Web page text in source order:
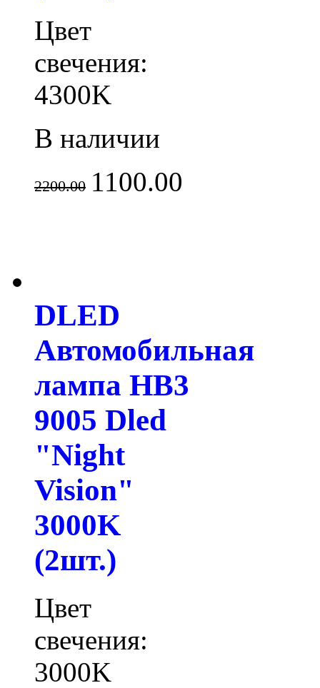
Цвет
свечения:
4300K
В наличии
2200.00 1100.00
DLED
Автомобильная
лампа HB3
9005 Dled
"Night
Vision"
3000K
(2шт.)
Цвет
свечения:
3000K